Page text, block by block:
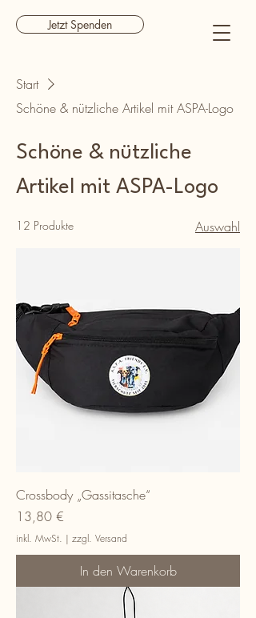
Jetzt Spenden
Start
Schöne & nützliche Artikel mit ASPA-Logo
Schöne & nützliche
Artikel mit ASPA-Logo
12 Produkte Auswahl
Crossbody „Gassitasche“
Preis
13,80 €
inkl. MwSt. | zzgl. Versand
In den Warenkorb